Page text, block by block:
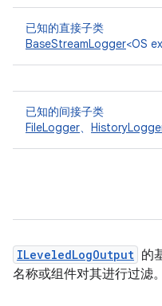
已知的直接子类
BaseStreamLogger<OS
已知的间接子类
FileLogger、
ILeveledLogOutput 的
名称或组件对其进行过滤。